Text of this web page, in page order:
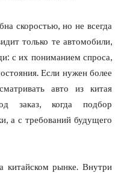
скоростью, но не всегда
только те автомобили,
с их пониманием спроса,
Если нужен более
авто из китая
заказ, когда подбор
а с требований будущего
китайском рынке. Внутри